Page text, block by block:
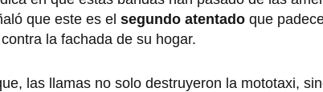
que este es el segundo atentado que
la fachada de su hogar.
las llamas no solo destruyeron la mototaxi,